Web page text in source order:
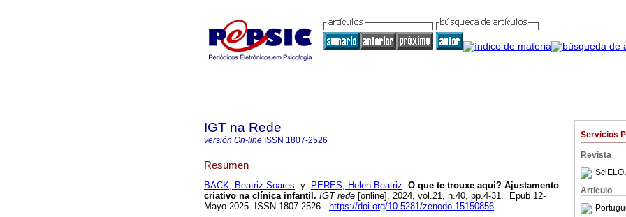
Servicios
Revista
SciELO
Articulo
IGT na Rede
versión On-line ISSN 1807-2526
Resumen
BACK, Beatriz Soares y PERES, Helen Beatriz. O que te trouxe aqui? Ajustamento
criativo na clínica infantil. IGT rede [online]. 2024, vol.21, n.40, pp.4-31. Epub 12-
Mayo-2025. ISSN 1807-2526.
https://doi.org/10.5281/zenodo.15150856.